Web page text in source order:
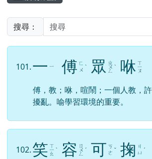
搜尋：
101.一 ㄧ 傅 ㄈ
ㄨ ˋ 眾 ㄓ
ㄨ
ㄥ
ˋ 咻 ㄒ
ㄧ
ㄡ
傅，教；咻，喧鬧；一個人教，
擾亂。喻學習環境的重要。
102.笑 ㄒ
ㄧ
ㄠ
ˋ 容 ㄖ
ㄨ
ㄥ
ˊ 可 ㄎ
ㄜ ˇ 掬 ㄐ
ㄩ ˊ